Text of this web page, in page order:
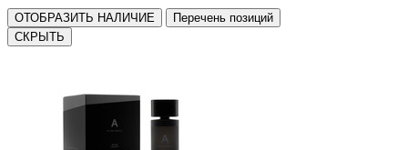
ОТОБРАЗИТЬ НАЛИЧИЕ
Перечень позиций
СКРЫТЬ